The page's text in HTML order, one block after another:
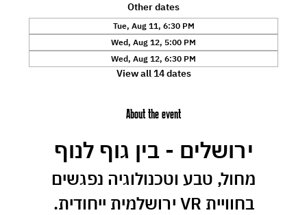
Other dates
Tue, Aug 11, 6:30 PM
Wed, Aug 12, 5:00 PM
Wed, Aug 12, 6:30 PM
View all 14 dates
About the event
ירושלים - בין גוף לנוף
מחול, טבע וטכנולוגיה נפגשים
בחוויית VR ירושלמית ייחודית.